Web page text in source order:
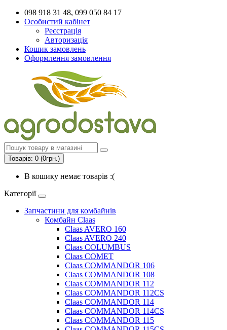
098 918 31 48, 099 050 84 17
Особистий кабінет
Реєстрація
Авторизація
Кошик замовлень
Оформлення замовлення
Товарів: 0 (0грн.)
В кошику немає товарів :(
Категорії
Запчастини для комбайнів
Комбайн Claas
Claas AVERO 160
Claas AVERO 240
Claas COLUMBUS
Claas COMET
Claas COMMANDOR 106
Claas COMMANDOR 108
Claas COMMANDOR 112
Claas COMMANDOR 112CS
Claas COMMANDOR 114
Claas COMMANDOR 114CS
Claas COMMANDOR 115